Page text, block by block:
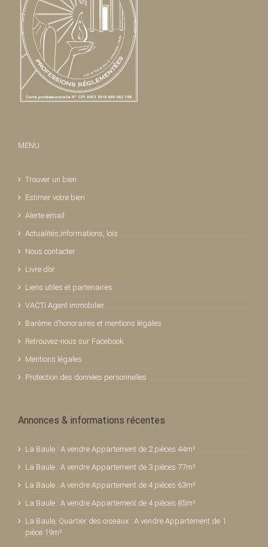
MENU
Trouver un bien
Estimer votre bien
Alerte email
Actualités,informations, lois
Nous contacter
Livre d’or
Liens utiles et partenaires
VACTI Agent immobilier
Barème d’honoraires et mentions légales
Retrouvez-nous sur Facebook
Mentions légales
Protection des données personnelles
Annonces & informations récentes
La Baule : A vendre Appartement de 2 pièces 44m²
La Baule : A vendre Appartement de 3 pièces 77m²
La Baule : A vendre Appartement de 4 pièces 63m²
La Baule : A vendre Appartement de 4 pièces 85m²
La Baule, Quartier des oiseaux : A vendre Appartement de 1
pièce 19m²